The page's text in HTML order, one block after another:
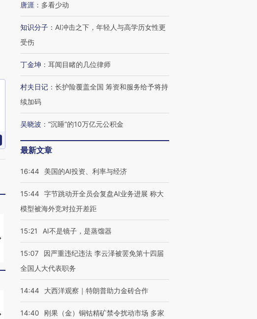
马航飞行员跨国走私7万
育部长拱下台
飞地休达
【推广】走进第四届链博
【商旅对话】华住集团
唐涯 ： 多看少动
知识分子 ： AI冲击之下，年轻人与高学历女性更
受伤
丁金坤 ： 耳闻目睹的几位律师
村夫日记 ： 长护险覆盖全国 筹资和服务给予将持
续加码
吴晓波 ： “沉睡”的10万亿元公积金
最新文章
16:44 美国的AI投资、利率与经济
15:44 字节跳动开全员会复盘AI业务进展 称大
模型被海外竞对拉开差距
15:21 AI不是镜子，是蒸馏器
15:07
因严重违纪违法 李云泽被罢免第十四届
全国人大代表职务
14:44 大西洋观察｜特朗普助力金砖合作
14:40
刚果（金）铜钴精矿禁令扰动市场 多家